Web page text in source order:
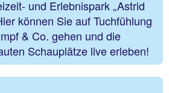
und Erlebnispark „Astrid
können Sie auf Tuchfühlung
& Co. gehen und die
Schauplätze live erleben!